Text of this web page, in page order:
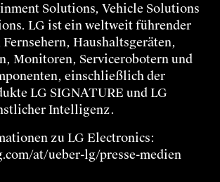
Solutions, Vehicle Solutions
LG ist ein weltweit führender
Haushaltsgeräten,
Monitoren, Servicerobotern und
einschließlich der
LG SIGNATURE und LG
Intelligenz.
zu LG Electronics:
at/ueber-lg/presse-medien